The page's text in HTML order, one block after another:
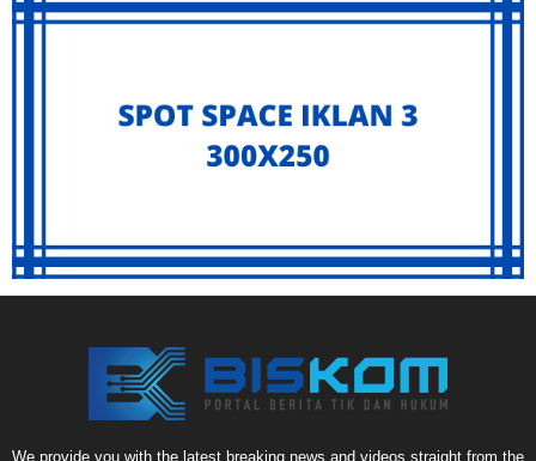
We provide you with the latest breaking news and videos straight from the